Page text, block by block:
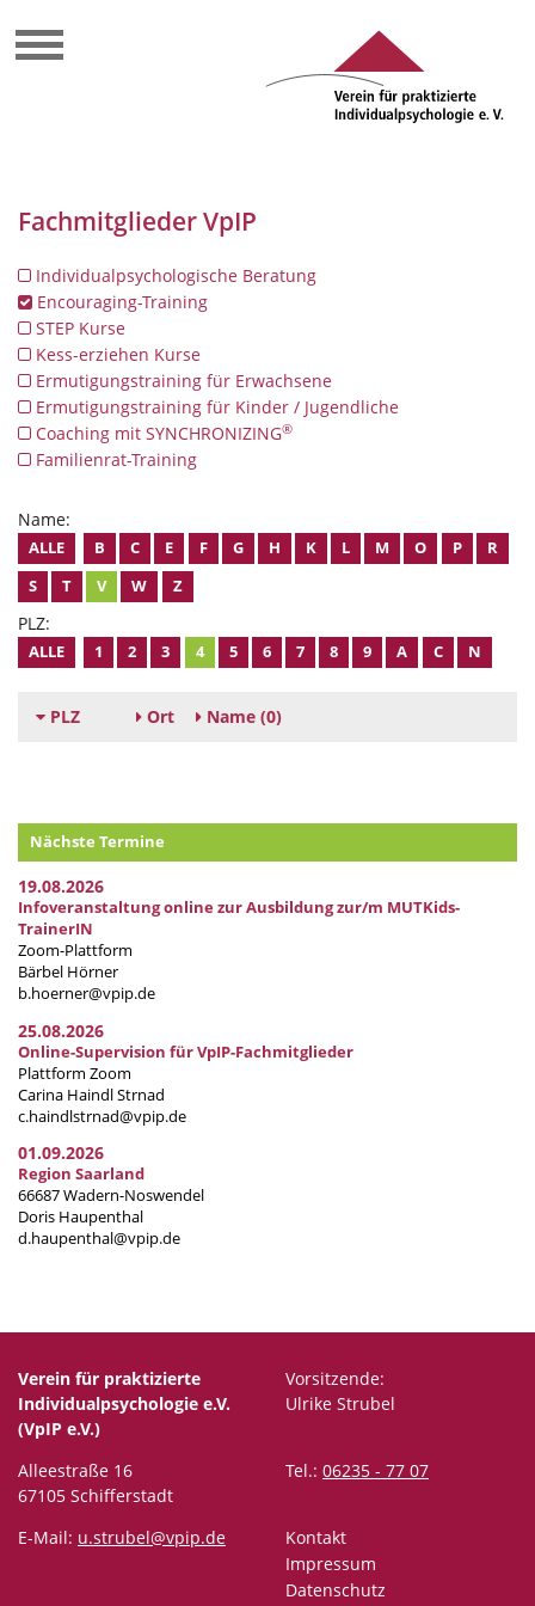
Fachmitglieder VpIP
Individualpsychologische Beratung
Encouraging-Training
STEP Kurse
Kess-erziehen Kurse
Ermutigungstraining für Erwachsene
Ermutigungstraining für Kinder / Jugendliche
Coaching mit SYNCHRONIZING®
Familienrat-Training
Name:
ALLE B C E F G H K L M O P
R
S
T V W Z
PLZ:
ALLE 1 2 3 4 5 6 7 8 9 A C N
PLZ Ort Name (0)
Nächste Termine
19.08.2026
Infoveranstaltung online zur Ausbildung zur/m MUTKids-
TrainerIN
Zoom-Plattform
Bärbel Hörner
b.hoerner@vpip.de
25.08.2026
Online-Supervision für VpIP-Fachmitglieder
Plattform Zoom
Carina Haindl Strnad
c.haindlstrnad@vpip.de
01.09.2026
Region Saarland
66687 Wadern-Noswendel
Doris Haupenthal
d.haupenthal@vpip.de
Verein für praktizierte
Individualpsychologie e.V.
(VpIP e.V.)
Vorsitzende:
Ulrike Strubel
Alleestraße 16
67105 Schifferstadt
Tel.: 06235 - 77 07
E-Mail: u.strubel@vpip.de
Kontakt
Impressum
Datenschutz